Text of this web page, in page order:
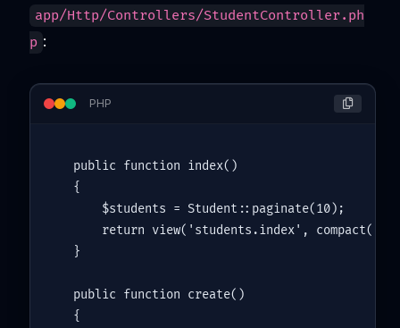
app/Http/Controllers/StudentController.ph
p :
PHP
public function index( )
{
$students = Student :: paginate(10);
return view( 'students.index' , compact(
}
public function create( )
{